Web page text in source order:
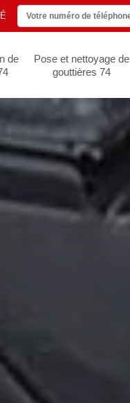
de
Pose et nettoyage de
gouttières 74